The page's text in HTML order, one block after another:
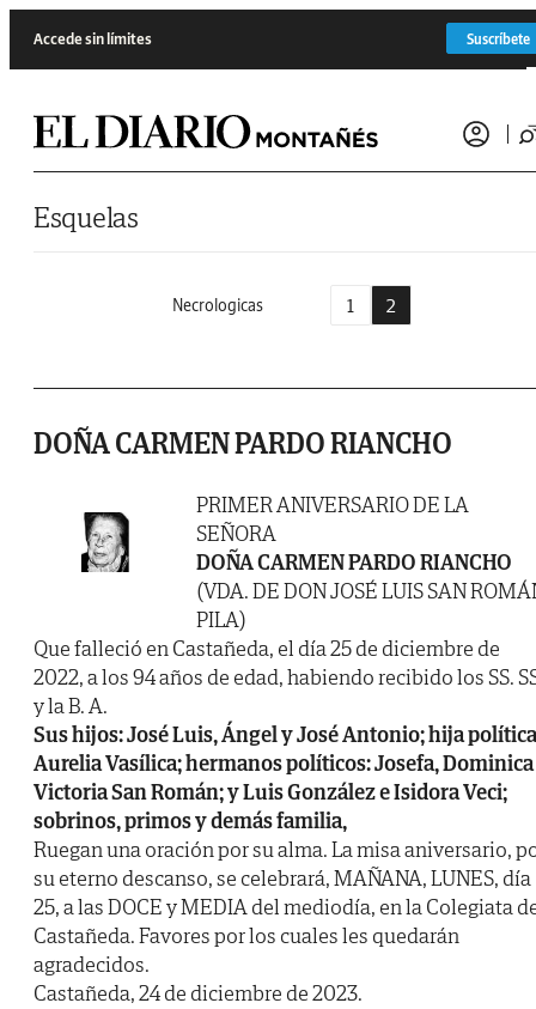
Accede sin límites Suscríbete
Esquelas
Necrologicas 1 2
DOÑA CARMEN PARDO RIANCHO
PRIMER ANIVERSARIO DE LA
SEÑORA
DOÑA CARMEN PARDO RIANCHO
(VDA. DE DON JOSÉ LUIS SAN
PILA)
Que falleció en Castañeda, el día 25 de diciembre de
2022, a los 94 años de edad, habiendo recibido los SS.
y la B. A.
Sus hijos: José Luis, Ángel y José Antonio; hija
Aurelia Vasílica; hermanos políticos: Josefa,
Victoria San Román; y Luis González e Isidora Veci;
sobrinos, primos y demás familia,
Ruegan una oración por su alma. La misa aniversario,
su eterno descanso, se celebrará, MAÑANA, LUNES, día
25, a las DOCE y MEDIA del mediodía, en la Colegiata
Castañeda. Favores por los cuales les quedarán
agradecidos.
Castañeda, 24 de diciembre de 2023.